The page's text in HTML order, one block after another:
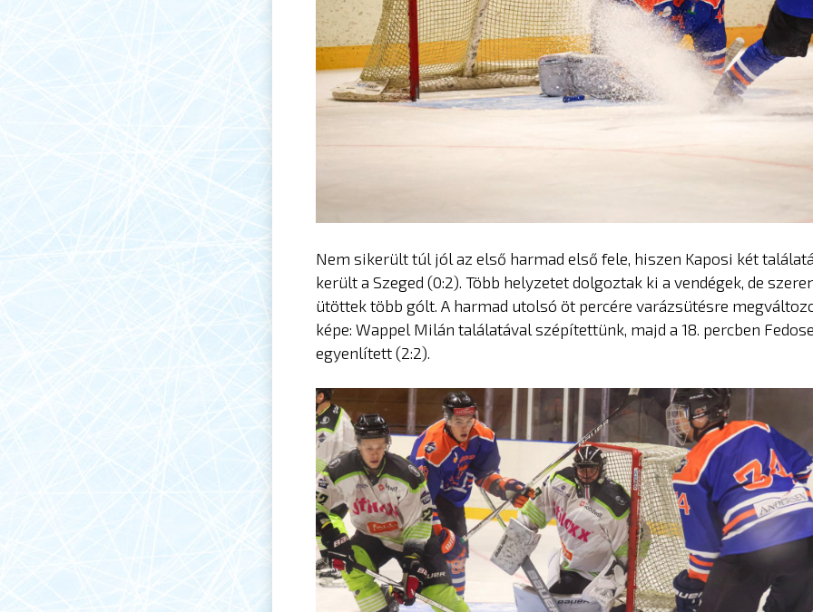
Nem sikerült túl jól az első harmad első fele, hiszen Kaposi két
került a Szeged (0:2). Több helyzetet dolgoztak ki a vendégek, de
ütöttek több gólt. A harmad utolsó öt percére varázsütésre
képe: Wappel Milán találatával szépítettünk, majd a 18. percben
egyenlített (2:2).